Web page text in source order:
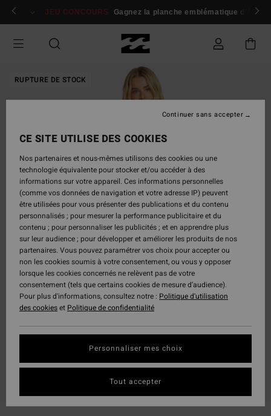
Passer
Se connecter / s'inscrire
JEU CONCOURS Gagnez la planche emblématique d'Andy
RUPTURE DE STOCK
CE SITE UTILISE DES COOKIES
Nos partenaires et nous-mêmes utilisons des cookies ou une
technologie équivalente pour stocker et/ou accéder à des
informations sur votre appareil. Ces informations personnelles
(comme vos données de navigation et votre adresse IP) peuvent
être utilisées pour vous présenter des publications et du contenu
personnalisés ; pour mesurer la performance publicitaire et du
contenu ; pour personnaliser les publicités ; et en apprendre plus
sur leur audience ; pour développer et améliorer les produits de nos
partenaires. Vous pouvez paramétrer vos choix pour accepter ou
non les cookies soumis à votre consentement, ou vous y opposer
lorsque les cookies concernés ne relèvent pas de votre
consentement (tels que certains cookies de mesure d’audience).
Pour plus d'informations, consultez notre : Politique d'utilisation
des cookieset Politique de confidentialité
Personnaliser mes choix
Continuer sans accepter
Tout accepter